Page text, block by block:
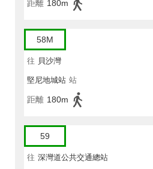
距離 180m
58M
往 貝沙灣
堅尼地城站 站
距離 180m
59
往 深灣道公共交通總站